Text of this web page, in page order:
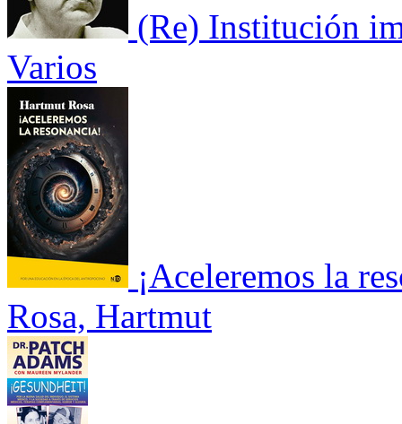
(Re) Institución
Varios
¡Aceleremos la
Rosa, Hartmut